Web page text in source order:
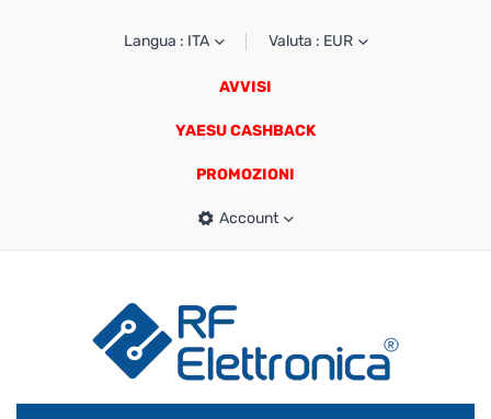
Langua : ITA Valuta : EUR
AVVISI
YAESU CASHBACK
PROMOZIONI
Account